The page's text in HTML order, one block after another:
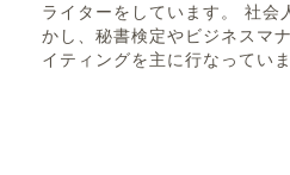
ライターをしています。 社会
かし、秘書検定やビジネスマ
イティングを主に行なっていま